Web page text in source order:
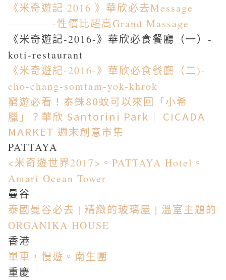
《米奇遊記 2016 》華欣必去Message
————-性價比超高Grand Massage
《米奇遊記-2016-》華欣必食餐廳（一）-
koti-restaurant
《米奇遊記-2016-》華欣必食餐廳（二)-
cho-chang-somtam-yok-khrok
窮遊必看！泰銖80蚊可以來回「小希
臘」？華欣 Santorini Park｜ CICADA
MARKET 週末創意市集
PATTAYA
<米奇遊世界2017>。PATTAYA Hotel。
Amari Ocean Tower
曼谷
泰國曼谷必去 | 精緻的玻璃屋 | 溫室主題的
ORGANIKA HOUSE
香港
單車，慢遊。南生圍
重慶